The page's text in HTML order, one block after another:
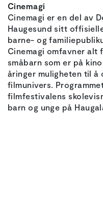
Cinemagi
Cinemagi er en del av
Haugesund sitt
barne- og
Cinemagi omfavner alt
småbarn som er på
åringer muligheten til å
filmunivers.
filmfestivalens
barn og unge på